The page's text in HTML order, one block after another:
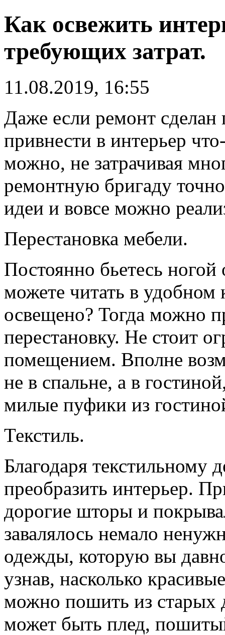
Как освежить
требующих затрат.
11.08.2019, 16:55
Даже если ремонт сделан
привнести в интерьер
можно, не затрачивая
ремонтную бригаду
идеи и вовсе можно
Перестановка мебели.
Постоянно бьетесь
можете читать в удобном
освещено? Тогда можно
перестановку. Не стоит
помещением. Вполне
не в спальне, а в
милые пуфики из
Текстиль.
Благодаря текстильному
преобразить интерьер.
дорогие шторы и
завалялось немало
одежды, которую вы
узнав, насколько
можно пошить из старых
может быть плед,